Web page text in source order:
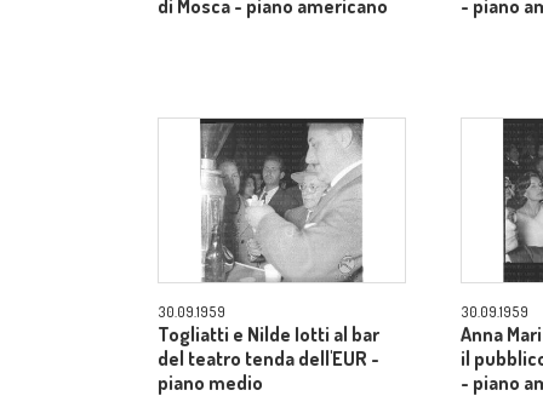
di Mosca - piano americano - piano
30.09.1959
Togliatti e Nilde Iotti al bar
del teatro tenda dell'EUR -
piano medio
30.09.1959
Anna
il
- piano